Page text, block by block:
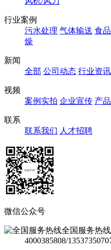
行业案例
污水处理 气体输送 食
燥
新闻
全部 公司动态 行业资讯
视频
案例实拍 企业宣传 产
联系
联系我们 人才招聘
微信公众号
全国服务热线
4000385808/